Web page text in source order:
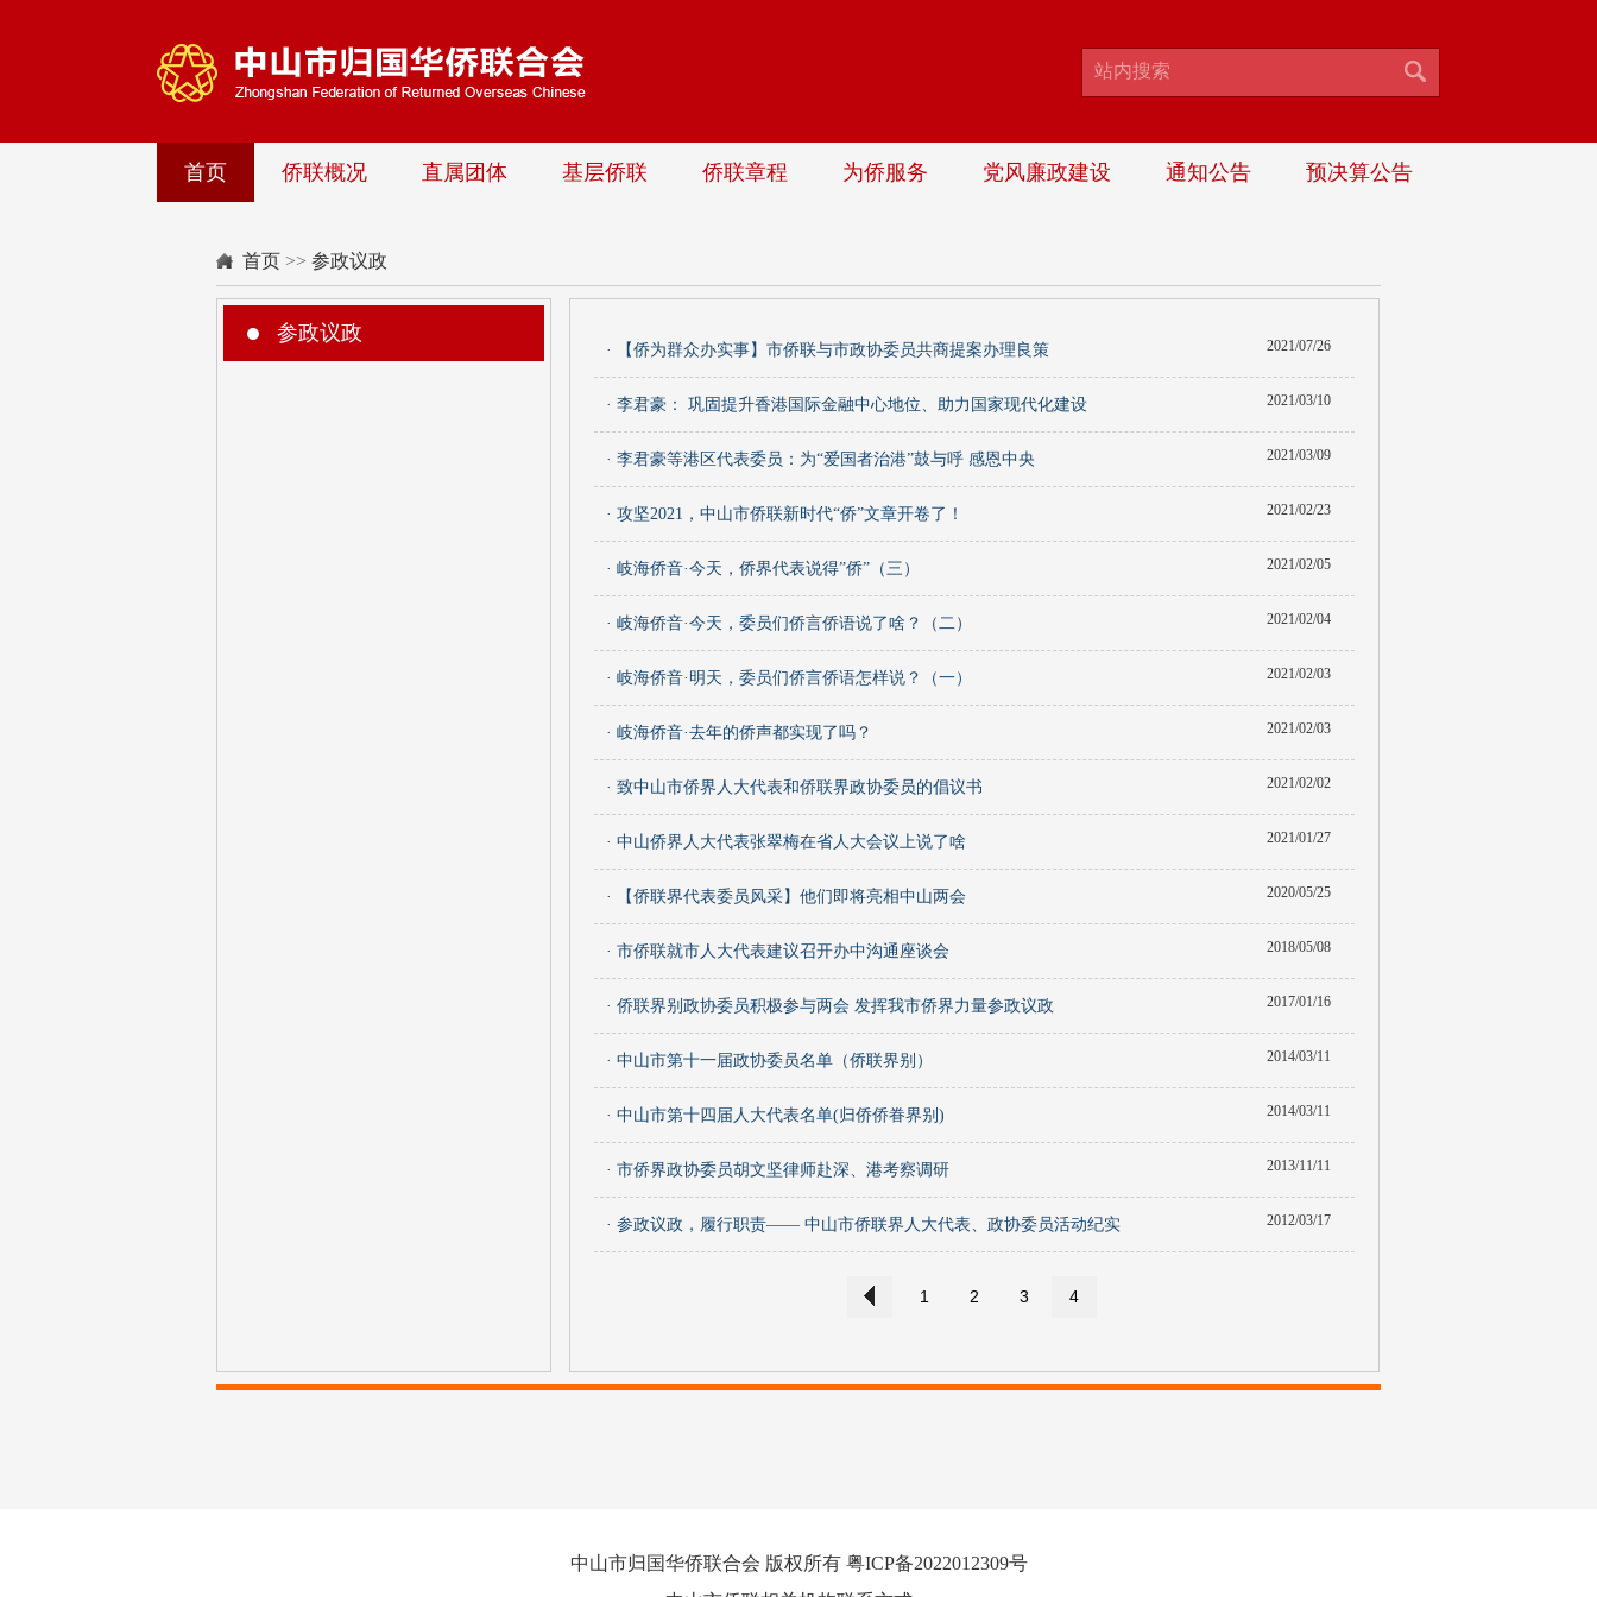
首页 侨联概况 直属团体 基层侨联 侨联章程 为侨服务 党风廉政建设 通知公告 预决算公告
首页 >> 参政议政
参政议政
· 【侨为群众办实事】市侨联与市政协委员共商提案办理良策 2021/07/26
· 李君豪： 巩固提升香港国际金融中心地位、助力国家现代化建设 2021/03/10
· 李君豪等港区代表委员：为“爱国者治港”鼓与呼 感恩中央 2021/03/09
· 攻坚2021，中山市侨联新时代“侨”文章开卷了！ 2021/02/23
· 岐海侨音·今天，侨界代表说得”侨”（三） 2021/02/05
· 岐海侨音·今天，委员们侨言侨语说了啥？（二） 2021/02/04
· 岐海侨音·明天，委员们侨言侨语怎样说？（一） 2021/02/03
· 岐海侨音·去年的侨声都实现了吗？ 2021/02/03
· 致中山市侨界人大代表和侨联界政协委员的倡议书 2021/02/02
· 中山侨界人大代表张翠梅在省人大会议上说了啥 2021/01/27
· 【侨联界代表委员风采】他们即将亮相中山两会 2020/05/25
· 市侨联就市人大代表建议召开办中沟通座谈会 2018/05/08
· 侨联界别政协委员积极参与两会 发挥我市侨界力量参政议政 2017/01/16
· 中山市第十一届政协委员名单（侨联界别） 2014/03/11
· 中山市第十四届人大代表名单(归侨侨眷界别) 2014/03/11
· 市侨界政协委员胡文坚律师赴深、港考察调研 2013/11/11
· 参政议政，履行职责—— 中山市侨联界人大代表、政协委员活动纪实 2012/03/17
1 2 3 4
中山市归国华侨联合会 版权所有 粤ICP备2022012309号